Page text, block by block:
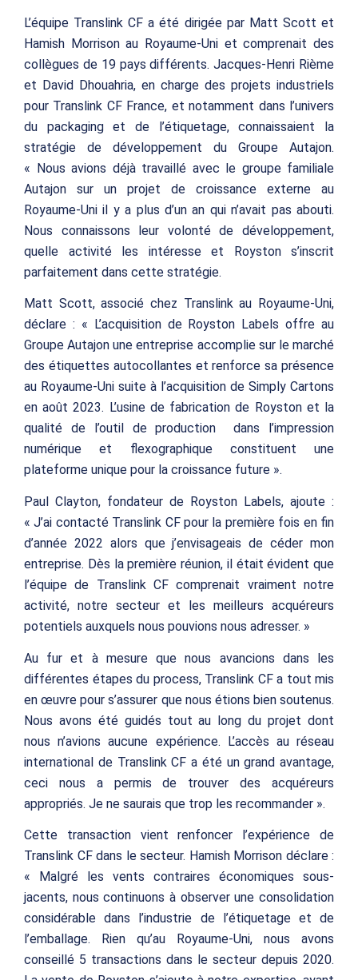
L’équipe Translink CF a été dirigée par Matt Scott et
Hamish Morrison au Royaume-Uni et comprenait des
collègues de 19 pays différents. Jacques-Henri Rième
et David Dhouahria, en charge des projets industriels
pour Translink CF France, et notamment dans l’univers
du packaging et de l’étiquetage, connaissaient la
stratégie de développement du Groupe Autajon.
« Nous avions déjà travaillé avec le groupe familiale
Autajon sur un projet de croissance externe au
Royaume-Uni il y a plus d’un an qui n’avait pas abouti.
Nous connaissons leur volonté de développement,
quelle activité les intéresse et Royston s’inscrit
parfaitement dans cette stratégie.
Matt Scott, associé chez Translink au Royaume-Uni,
déclare : « L’acquisition de Royston Labels offre au
Groupe Autajon une entreprise accomplie sur le marché
des étiquettes autocollantes et renforce sa présence
au Royaume-Uni suite à l’acquisition de Simply Cartons
en août 2023. L’usine de fabrication de Royston et la
qualité de l’outil de production dans l’impression
numérique et flexographique constituent une
plateforme unique pour la croissance future ».
Paul Clayton, fondateur de Royston Labels, ajoute :
« J’ai contacté Translink CF pour la première fois en fin
d’année 2022 alors que j’envisageais de céder mon
entreprise. Dès la première réunion, il était évident que
l’équipe de Translink CF comprenait vraiment notre
activité, notre secteur et les meilleurs acquéreurs
potentiels auxquels nous pouvions nous adresser. »
Au fur et à mesure que nous avancions dans les
différentes étapes du process, Translink CF a tout mis
en œuvre pour s’assurer que nous étions bien soutenus.
Nous avons été guidés tout au long du projet dont
nous n’avions aucune expérience. L’accès au réseau
international de Translink CF a été un grand avantage,
ceci nous a permis de trouver des acquéreurs
appropriés. Je ne saurais que trop les recommander ».
Cette transaction vient renfoncer l’expérience de
Translink CF dans le secteur. Hamish Morrison déclare :
« Malgré les vents contraires économiques sous-
jacents, nous continuons à observer une consolidation
considérable dans l’industrie de l’étiquetage et de
l’emballage. Rien qu’au Royaume-Uni, nous avons
conseillé 5 transactions dans le secteur depuis 2020.